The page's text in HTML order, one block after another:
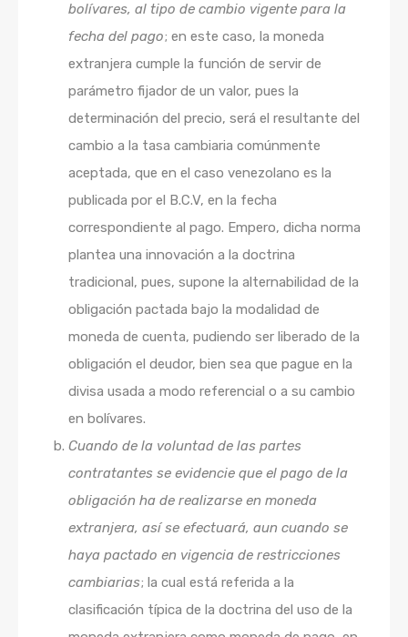
bolívares, al tipo de cambio vigente para la
fecha del pago; en este caso, la moneda
extranjera cumple la función de servir de
parámetro fijador de un valor, pues la
determinación del precio, será el resultante del
cambio a la tasa cambiaria comúnmente
aceptada, que en el caso venezolano es la
publicada por el B.C.V, en la fecha
correspondiente al pago. Empero, dicha norma
plantea una innovación a la doctrina
tradicional, pues, supone la alternabilidad de la
obligación pactada bajo la modalidad de
moneda de cuenta, pudiendo ser liberado de la
obligación el deudor, bien sea que pague en la
divisa usada a modo referencial o a su cambio
en bolívares.
Cuando de la voluntad de las partes
contratantes se evidencie que el pago de la
obligación ha de realizarse en moneda
extranjera, así se efectuará, aun cuando se
haya pactado en vigencia de restricciones
cambiarias; la cual está referida a la
clasificación típica de la doctrina del uso de la